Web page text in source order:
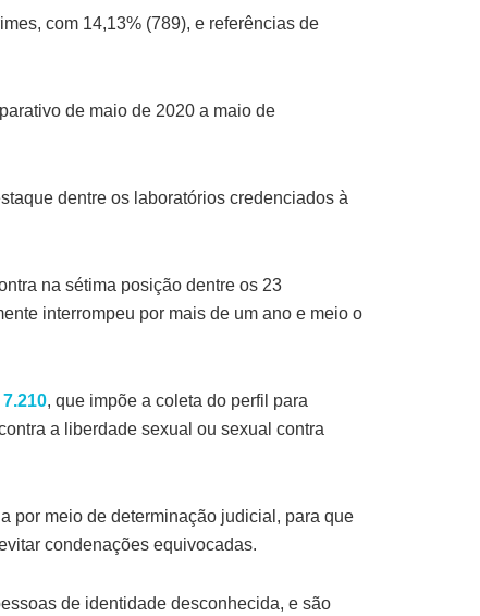
com 14,13% (789), e referências de
de maio de 2020 a maio de
dentre os laboratórios credenciados à
na sétima posição dentre os 23
interrompeu por mais de um ano e meio o
, que impõe a coleta do perfil para
a liberdade sexual ou sexual contra
por meio de determinação judicial, para que
condenações equivocadas.
de identidade desconhecida, e são